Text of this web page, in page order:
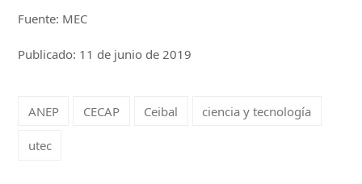
Fuente: MEC
Publicado: 11 de junio de 2019
ANEP CECAP Ceibal ciencia y tecnología
utec